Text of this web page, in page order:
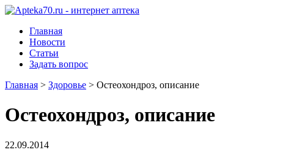
Главная
Новости
Статьи
Задать вопрос
Главная > Здоровье > Остеохондроз, описание
Остеохондроз, описание
22.09.2014